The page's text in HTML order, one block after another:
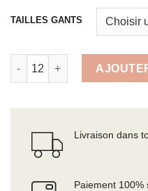
TAILLES GANTS
Livraison dans
Paiement 100%